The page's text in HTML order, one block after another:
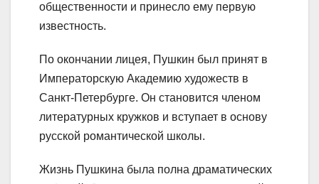
общественности и принесло ему первую
известность.
По окончании лицея, Пушкин был принят в
Императорскую Академию художеств в
Санкт-Петербурге. Он становится членом
литературных кружков и вступает в основу
русской романтической школы.
Жизнь Пушкина была полна драматических